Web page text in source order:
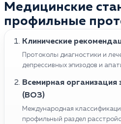
Медицинские
профильные
Клинические
Протоколы диагностики и
депрессивных эпизодов и
Всемирная организация
(ВОЗ)
Международная
профильный раздел